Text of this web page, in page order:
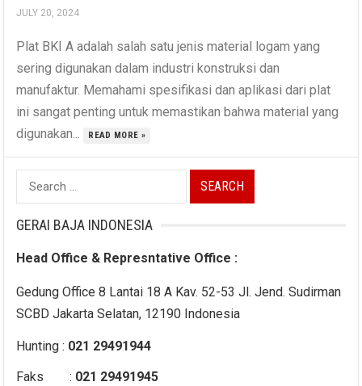
JULY 20, 2024
Plat BKI A adalah salah satu jenis material logam yang
sering digunakan dalam industri konstruksi dan
manufaktur. Memahami spesifikasi dan aplikasi dari plat
ini sangat penting untuk memastikan bahwa material yang
digunakan...
READ MORE »
Search
for:
GERAI BAJA INDONESIA
Head Office & Represntative Office :
Gedung Office 8 Lantai 18 A Kav. 52-53 Jl. Jend. Sudirman
SCBD Jakarta Selatan, 12190 Indonesia
Hunting : 021 29491944
Faks : 021 29491945